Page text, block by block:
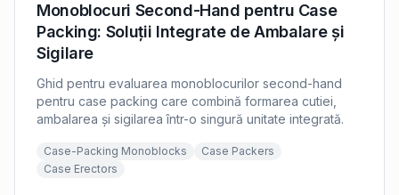
Monoblocuri Second-Hand pentru Case
Packing: Soluții Integrate de Ambalare și
Sigilare
Ghid pentru evaluarea monoblocurilor second-hand
pentru case packing care combină formarea cutiei,
ambalarea și sigilarea într-o singură unitate integrată.
Case-Packing Monoblocks
Case Packers
Case Erectors